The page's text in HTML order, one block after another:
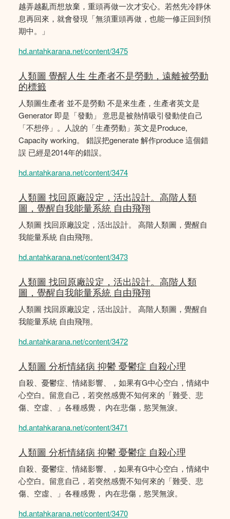
越弄越亂而想放棄，重頭再做一次才安心。若然先冷靜休
息再回來，就會發現「無須重頭再做，也能一修正回到預
期中。」
hd.antahkarana.net/content/3475
人類圖 覺醒人生 生產者不是勞動，遠離被勞動
的標籤
人類圖生產者 並不是勞動 不是來生產，生產者英文是
Generator 即是「發動」 意思是被熱情吸引發動使自己
「不想停」。人說的「生產勞動」英文是Produce,
Capacity working。 錯誤把generate 解作produce 這個錯
誤 已經是2014年的錯誤。
hd.antahkarana.net/content/3474
人類圖 找回原廠設定，活出設計。高階人類
圖，覺醒自我能量系統 自由飛翔
人類圖 找回原廠設定，活出設計。 高階人類圖，覺醒自
我能量系統 自由飛翔。
hd.antahkarana.net/content/3473
人類圖 找回原廠設定，活出設計。高階人類
圖，覺醒自我能量系統 自由飛翔
人類圖 找回原廠設定，活出設計。 高階人類圖，覺醒自
我能量系統 自由飛翔。
hd.antahkarana.net/content/3472
人類圖 分析情緒病 抑鬱 憂鬱症 自殺心理
自殺、憂鬱症、情緒影響、，如果有G中心空白，情緒中
心空白。留意自己，若突然感覺不知何來的「難受、悲
傷、空虛、」各種感覺， 內在悲傷，慾哭無淚。
hd.antahkarana.net/content/3471
人類圖 分析情緒病 抑鬱 憂鬱症 自殺心理
自殺、憂鬱症、情緒影響、，如果有G中心空白，情緒中
心空白。留意自己，若突然感覺不知何來的「難受、悲
傷、空虛、」各種感覺， 內在悲傷，慾哭無淚。
hd.antahkarana.net/content/3470